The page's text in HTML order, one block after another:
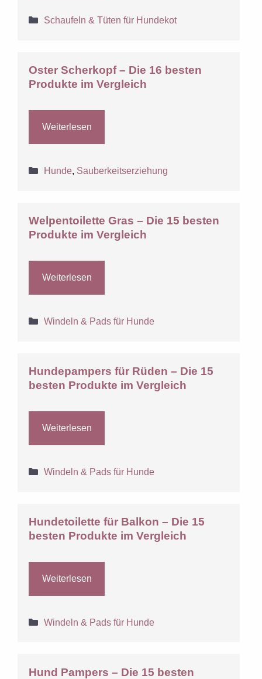
Kategorien
Schaufeln & Tüten für Hundekot
Oster Scherkopf – Die 16 besten
Produkte im Vergleich
Weiterlesen
Kategorien
Hunde, Sauberkeitserziehung
Welpentoilette Gras – Die 15 besten
Produkte im Vergleich
Weiterlesen
Kategorien
Windeln & Pads für Hunde
Hundepampers für Rüden – Die 15
besten Produkte im Vergleich
Weiterlesen
Kategorien
Windeln & Pads für Hunde
Hundetoilette für Balkon – Die 15
besten Produkte im Vergleich
Weiterlesen
Kategorien
Windeln & Pads für Hunde
Hund Pampers – Die 15 besten